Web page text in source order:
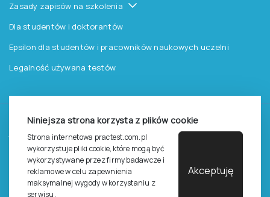
Niniejsza strona korzysta z plików cookie
Strona internetowa practest.com.pl
wykorzystuje pliki cookie, które mogą być
wykorzystywane przez firmy badawcze i
reklamowe w celu zapewnienia
maksymalnej wygody w korzystaniu z
serwisu.
Akceptuję
Zasady zapisów na szkolenia
Dla studentów i doktorantów
Epsilon dla studentów i pracowników naukowych uczelni
Legalność używana testów
Pracownia Testów Psychologicznych Polskiego
Towarzystwa Psychologicznego sp. z o.o.
Wszelkie prawa zastrzeżone.
Regulamin Polityka prywantości